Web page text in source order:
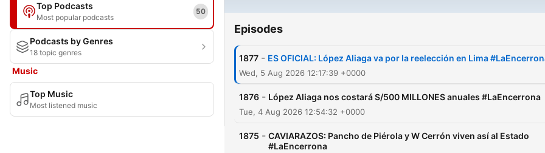
Top Podcasts
Most popular podcasts
50
Podcasts by Genres
18 topic genres
Music
Top Music
Most listened music
Episodes
1877 - ES OFICIAL: López Aliaga va por la reelección en Lima
Wed, 5 Aug 2026 12:17:39 +0000
1876 - López Aliaga nos costará S/500 MILLONES anuales #LaEncerrona
Tue, 4 Aug 2026 12:54:32 +0000
1875 - CAVIARAZOS: Pancho de Piérola y W Cerrón viven así al Estado
#LaEncerrona